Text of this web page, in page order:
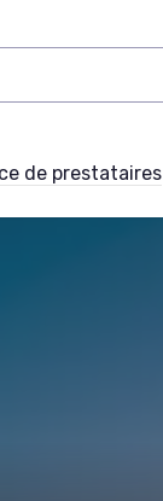
de prestataires